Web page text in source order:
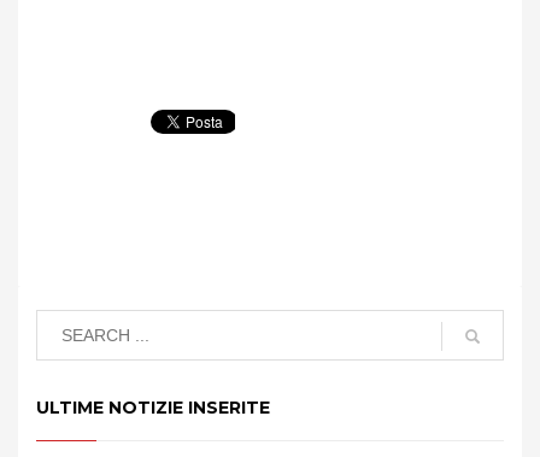
ULTIME NOTIZIE INSERITE